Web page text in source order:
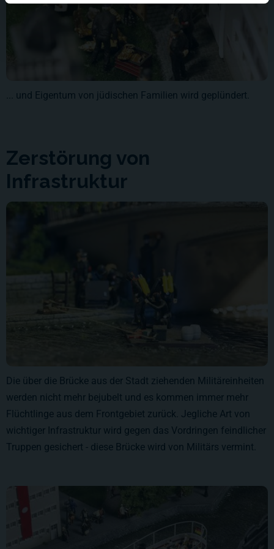
... und Eigentum von jüdischen Familien wird geplündert.
Zerstörung von
Infrastruktur
Die über die Brücke aus der Stadt ziehenden Militäreinheiten
werden nicht mehr bejubelt und es kommen immer mehr
Flüchtlinge aus dem Frontgebiet zurück. Jegliche Art von
wichtiger Infrastruktur wird gegen das Vordringen feindlicher
Truppen gesichert - diese Brücke wird von Militärs vermint.